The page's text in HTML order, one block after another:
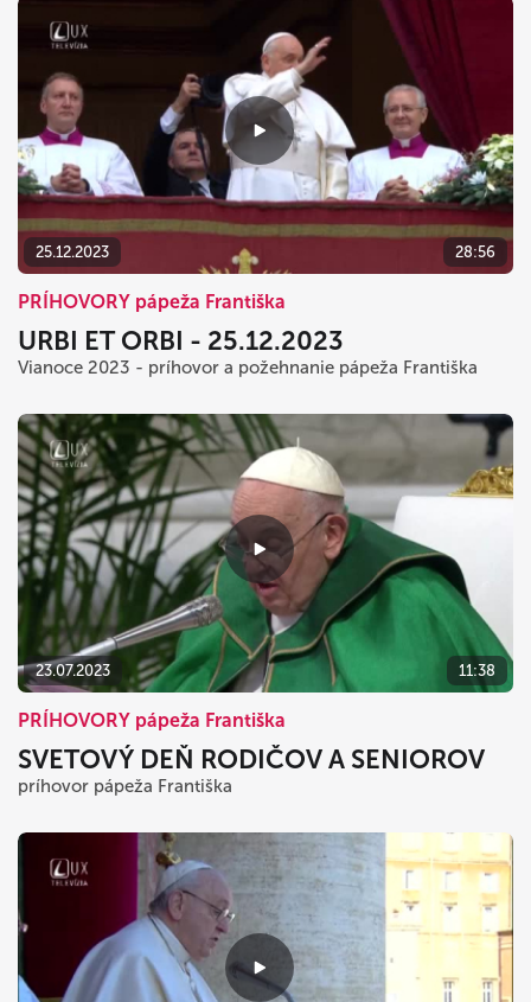
25.12.2023 28:56
PRÍHOVORY pápeža Františka
URBI ET ORBI - 25.12.2023
Vianoce 2023 - príhovor a požehnanie pápeža Františka
23.07.2023 11:38
PRÍHOVORY pápeža Františka
SVETOVÝ DEŇ RODIČOV A SENIOROV
príhovor pápeža Františka